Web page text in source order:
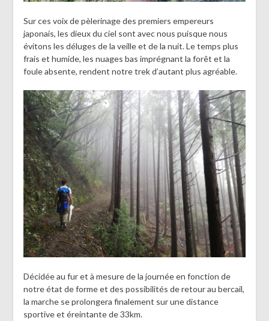
Sur ces voix de pèlerinage des premiers empereurs
japonais, les dieux du ciel sont avec nous puisque nous
évitons les déluges de la veille et de la nuit. Le temps plus
frais et humide, les nuages bas imprégnant la forêt et la
foule absente, rendent notre trek d’autant plus agréable.
Décidée au fur et à mesure de la journée en fonction de
notre état de forme et des possibilités de retour au bercail,
la marche se prolongera finalement sur une distance
sportive et éreintante de 33km.